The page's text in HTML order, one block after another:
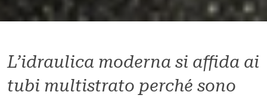
L’idraulica moderna si affida ai
tubi multistrato perché sono